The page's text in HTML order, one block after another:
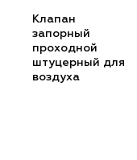
Клапан
запорный
проходной
штуцерный для
воздуха